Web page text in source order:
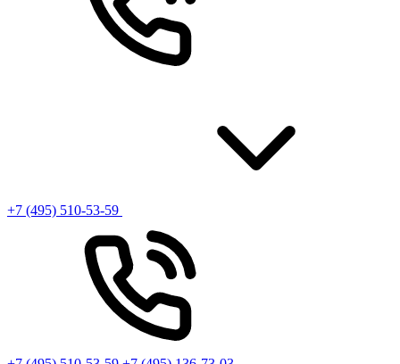
+7 (495) 510-53-59